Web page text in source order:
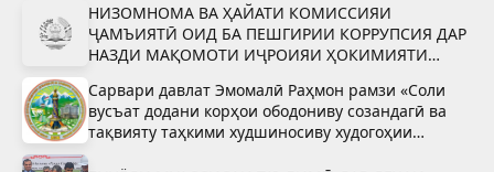
НИЗОМНОМА ВА ҲАЙАТИ КОМИССИЯИ
ҶАМЪИЯТӢ ОИД БА ПЕШГИРИИ КОРРУПСИЯ ДАР
НАЗДИ МАҚОМОТИ ИҶРОИЯИ ҲОКИМИЯТИ
Сарвари давлат Эмомалӣ Раҳмон рамзи «Соли
вусъат додани корҳои ободониву созандагӣ ва
тақвияту таҳкими худшиносиву худогоҳии